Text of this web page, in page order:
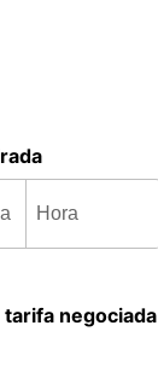
tarifa negociada